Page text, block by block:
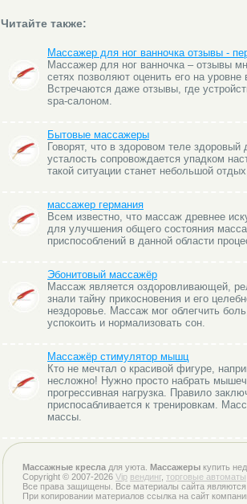
Читайте также:
Массажер для ног ванночка отзывы -
Массажер для ног ванночка – отзывы
сетях позволяют оценить его на
Встречаются даже отзывы, где
spa-салоном.
Бытовые массажеры
Говорят, что в здоровом теле
усталость сопровождается упадком
такой ситуации станет небольшой
массажер германия
Всем известно, что массаж древнее
для улучшения общего состояния
приспособлений в данной области
Эбонитовый массажёр
Массаж является оздоровливающей,
знали тайну прикосновения и его
нездоровье. Массаж мог облегчить
успокоить и нормализовать сон.
Массажёр стимулятор мышц
Кто не мечтал о красивой фигуре,
несложно! Нужно просто набрать
прогрессивная нагрузка. Правило
приспосабливается к тренировкам.
массы.
Массажные кресла для уюта. Массажеры купить
Copyright © 2007-2026 Vip вендинг, торговые автоматы
Все права защищены. Все материалы сайта являются
При копировании материалов ссылка на сайт